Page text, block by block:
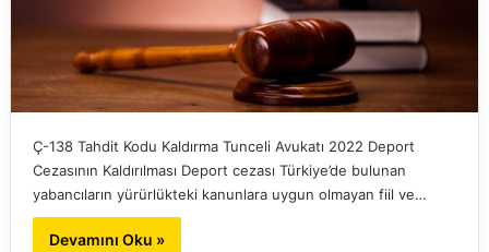
Ç-138 Tahdit Kodu Kaldırma Tunceli Avukatı 2022 Deport
Cezasının Kaldırılması Deport cezası Türkiye’de bulunan
yabancıların yürürlükteki kanunlara uygun olmayan fiil ve…
Devamını Oku »